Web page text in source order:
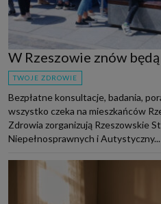
W Rzeszowie znów
TWOJE ZDROWIE
Bezpłatne konsultacje, badania,
wszystko czeka na mieszkańców
Zdrowia zorganizują Rzeszowskie
Niepełnosprawnych i Autystyczny...